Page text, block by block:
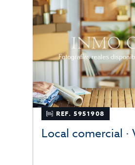
REF. 5951908
Local comercial ·